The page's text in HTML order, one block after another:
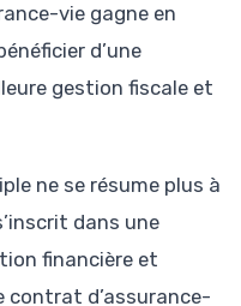
vie gagne en
d’une
gestion fiscale et
ne se résume plus à
dans une
financière et
contrat d’assurance-